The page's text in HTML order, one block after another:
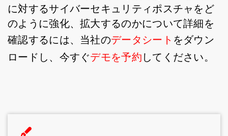
に対するサイバーセキュリティポスチャをど
のように強化、拡大するのかについて詳細を
確認するには、当社のデータシート をダウン
ロードし、今すぐデモを予約 してください。